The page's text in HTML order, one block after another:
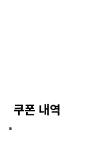
쿠폰 내역